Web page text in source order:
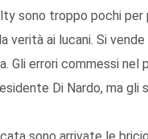
sono troppo pochi
verità ai lucani. Si
Gli errori commessi nel
Di Nardo, ma
sono arrivate le